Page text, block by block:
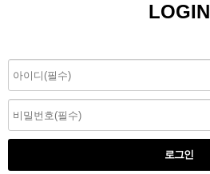
LOGIN